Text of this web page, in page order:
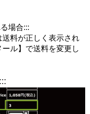
場合:::
料が正しく表示され
ル】で送料を変更し
:::